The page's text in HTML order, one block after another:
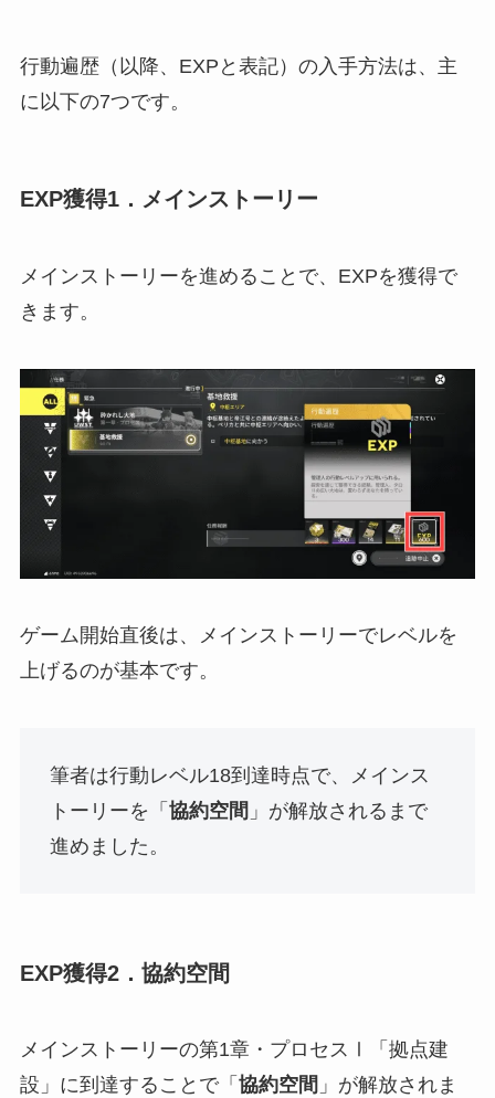
行動遍歴（以降、EXPと表記）の入手方法は、主
に以下の7つです。
EXP獲得1．メインストーリー
メインストーリーを進めることで、EXPを獲得で
きます。
ゲーム開始直後は、メインストーリーでレベルを
上げるのが基本です。
筆者は行動レベル18到達時点で、メインス
トーリーを「 協約空間 」が解放されるまで
進めました。
EXP獲得2．協約空間
メインストーリーの第1章・プロセスⅠ「拠点建
設」に到達することで「 協約空間 」が解放されま